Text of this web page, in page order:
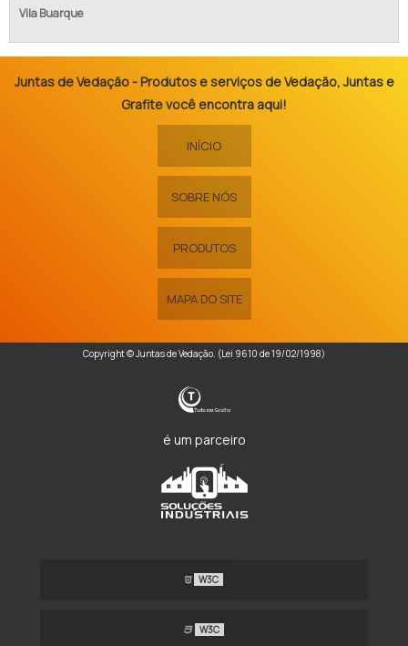
Vila Buarque
Juntas de Vedação - Produtos e serviços de Vedação, Juntas e
Grafite você encontra aqui!
INÍCIO
SOBRE NÓS
PRODUTOS
MAPA DO SITE
Copyright © Juntas de Vedação. (Lei 9610 de 19/02/1998)
é um parceiro
W3C
W3C